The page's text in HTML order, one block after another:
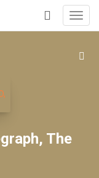
+
The